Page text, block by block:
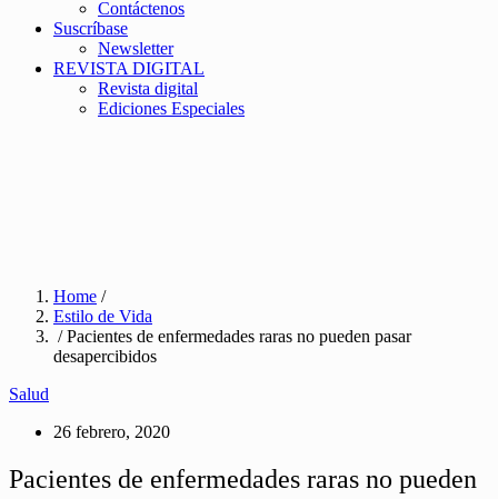
Contáctenos
Suscríbase
Newsletter
REVISTA DIGITAL
Revista digital
Ediciones Especiales
Home /
Estilo de Vida
/ Pacientes de enfermedades raras no pueden pasar
desapercibidos
Salud
26 febrero, 2020
Pacientes de enfermedades raras no pueden